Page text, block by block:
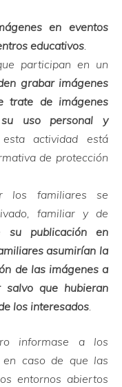
en eventos
educativos.
participan en un
grabar imágenes
trate de imágenes
su uso personal y
actividad está
de protección
los familiares se
familiar y de
su publicación en
asumirían la
de las imágenes a
que hubieran
los interesados.
informase a los
en caso de que las
entornos abiertos